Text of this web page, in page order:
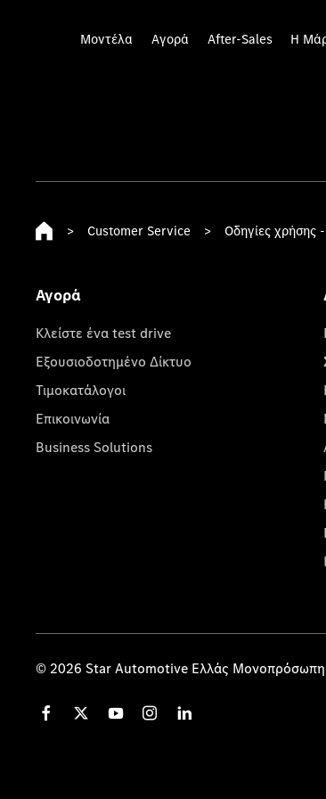
Μοντέλα Αγορά After-Sales Η
> Customer Service > Οδηγίες χρήσης
Αγορά
Κλείστε ένα test drive
Εξουσιοδοτημένο Δίκτυο
Τιμοκατάλογοι
Επικοινωνία
Business Solutions
© 2026 Star Automotive Ελλάς Μονοπρόσωπη